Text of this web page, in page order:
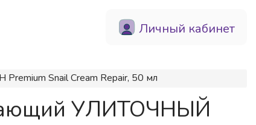
Личный кабинет
Snail Cream Repair, 50 мл
УЛИТОЧНЫЙ